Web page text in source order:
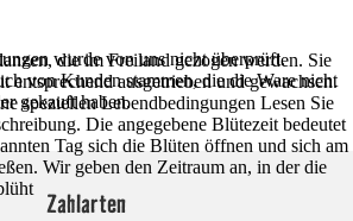
die im Freiland gezogen werden. Sie
entsprechend ausgetrieben und gewachsen.
speziellen Lebendbedingungen Lesen Sie
Die angegebene Blütezeit bedeutet
Tag sich die Blüten öffnen und sich am
Wir geben den Zeitraum an, in der die
wurde von uns nicht überprüft.
von Kunden stammen, die die Ware nicht
gekauft haben.
Zahlarten